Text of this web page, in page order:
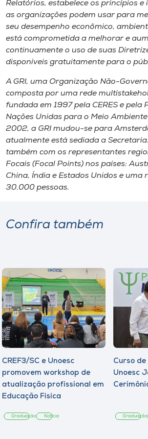
Relatórios, estabelece os princípios e
as organizações podem usar para
seu desempenho econômico,
está comprometida a melhorar e
continuamente o uso de suas
disponíveis gratuitamente para o
A GRI, uma Organização Não-
composta por uma rede
fundada em 1997 pela CERES e pela
Nações Unidas para o Meio Ambiente
2002, a GRI mudou-se para
atualmente está sediada a
também com os representantes
Focais (Focal Points) nos países:
China, Índia e Estados Unidos e uma
30.000 pessoas.
Confira também
CREF3/SC e Unoesc
promovem workshop de
atualização profissional em
Educação Física
Graduação Notícia
Curso
Unoesc
Graduação